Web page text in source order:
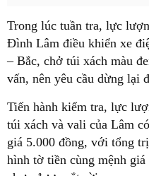
Trong lúc tuần tra, lực
Đình Lâm điều khiển xe
– Bắc, chở túi xách màu
vấn, nên yêu cầu dừng lại
Tiến hành kiểm tra, lực
túi xách và vali của Lâm
giá 5.000 đồng, với tổng
hình tờ tiền cùng mệnh